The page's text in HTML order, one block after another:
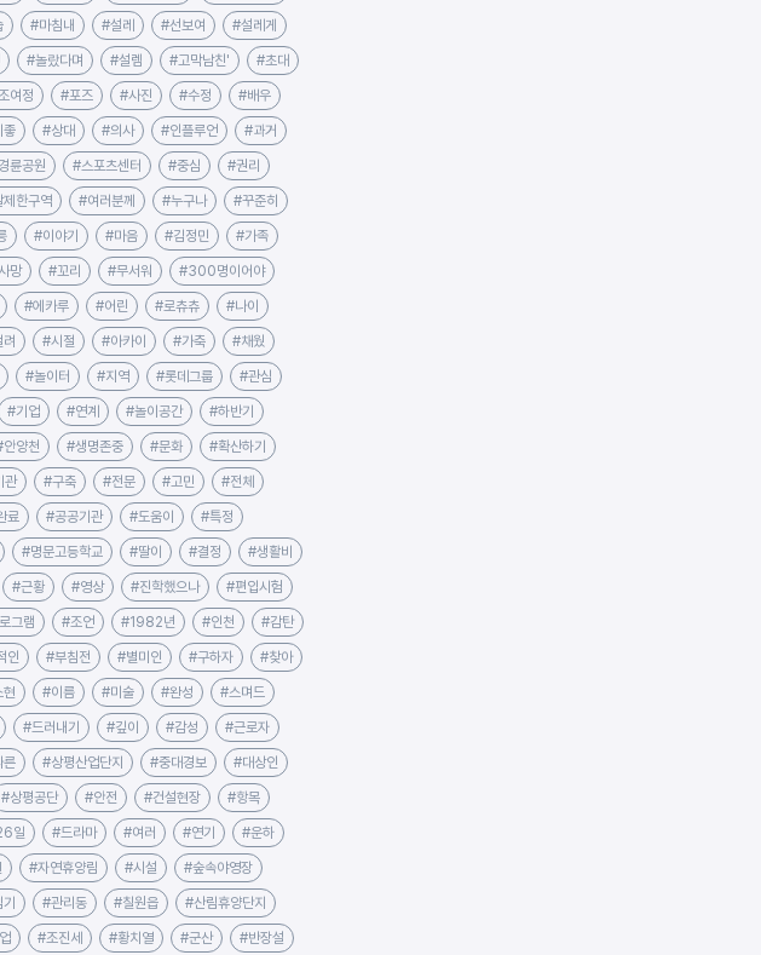
#마침내 #설레 #선보여 #설레게
#놀랐다며 #설렘 #고막남친' #초대
여정 #포즈 #사진 #수정 #배우
좋 #상대 #의사 #인플루언 #과거
륜공원 #스포츠센터 #중심 #권리
한구역 #여러분께 #누구나 #꾸준히
#이야기 #마음 #김정민 #가족
망 #꼬리 #무서워 #300명이어야
#에카루 #어린 #로츄츄 #나이
#시절 #아카이 #가축 #채웠
#놀이터 #지역 #롯데그룹 #관심
#기업 #연계 #놀이공간 #하반기
양천 #생명존중 #문화 #확산하기
관 #구축 #전문 #고민 #전체
료 #공공기관 #도움이 #특정
#명문고등학교 #딸이 #결정 #생활비
#근황 #영상 #진학했으나 #편입시험
그램 #조언 #1982년 #인천 #감탄
인 #부침전 #별미인 #구하자 #찾아
#이름 #미술 #완성 #스며드
#드러내기 #깊이 #감성 #근로자
른 #상평산업단지 #중대경보 #대상인
#상평공단 #안전 #건설현장 #항목
일 #드라마 #여러 #연기 #운하
#자연휴양림 #시설 #숲속야영장
#관리동 #칠원읍 #산림휴양단지
#조진세 #황치열 #군산 #반장설